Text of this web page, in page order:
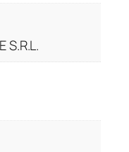
S.R.L.